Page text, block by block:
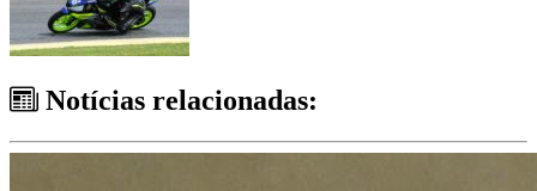
Notícias relacionadas: